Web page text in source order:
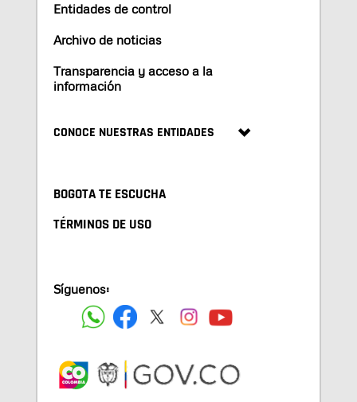
Entidades de control
Archivo de noticias
Transparencia y acceso a la
información
CONOCE NUESTRAS ENTIDADES
BOGOTA TE ESCUCHA
TÉRMINOS DE USO
Síguenos: